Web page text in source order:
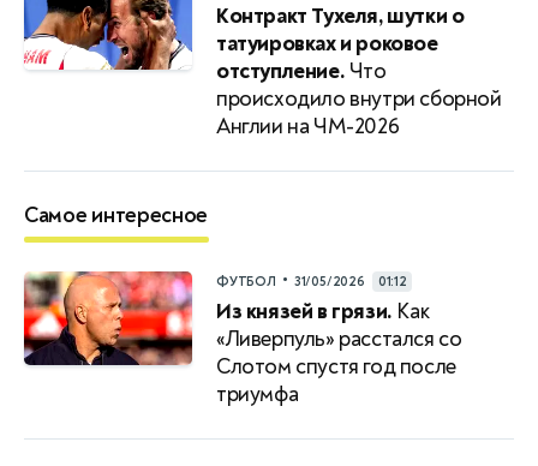
Контракт Тухеля, шутки о
татуировках и роковое
отступление. Что
происходило внутри сборной
Англии на ЧМ-2026
Самое интересное
ФУТБОЛ • 31/05/2026 01:12
Из князей в грязи. Как
«Ливерпуль» расстался со
Слотом спустя год после
триумфа